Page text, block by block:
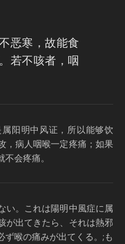
恶寒，故能食
若不咳者，咽
阳明中风证，所以能够饮
，病人咽喉一定疼痛；如果
会疼痛。
い。これは陽明中風症に属
が出てきたら、それは熱邪
ず喉の痛みが出てくる。;も